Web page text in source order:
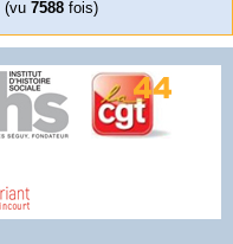
(vu 7588 fois)